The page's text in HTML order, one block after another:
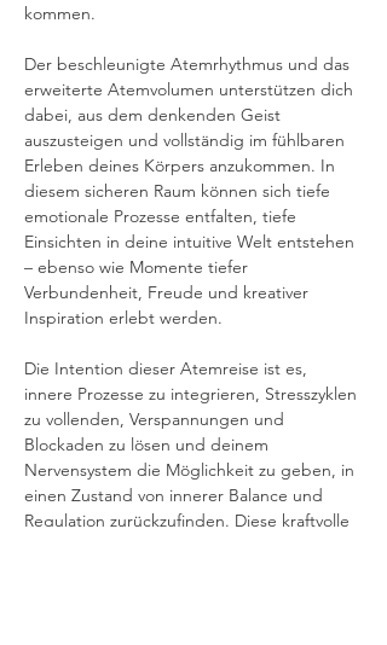
kommen.
Der beschleunigte Atemrhythmus und das
erweiterte Atemvolumen unterstützen dich
dabei, aus dem denkenden Geist
auszusteigen und vollständig im fühlbaren
Erleben deines Körpers anzukommen. In
diesem sicheren Raum können sich tiefe
emotionale Prozesse entfalten, tiefe
Einsichten in deine intuitive Welt entstehen
– ebenso wie Momente tiefer
Verbundenheit, Freude und kreativer
Inspiration erlebt werden.
Die Intention dieser Atemreise ist es,
innere Prozesse zu integrieren, Stresszyklen
zu vollenden, Verspannungen und
Blockaden zu lösen und deinem
Nervensystem die Möglichkeit zu geben, in
einen Zustand von innerer Balance und
Regulation zurückzufinden. Diese kraftvolle